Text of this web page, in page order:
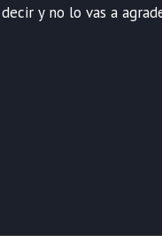
y no lo vas a